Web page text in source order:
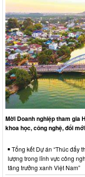
Mời Doanh nghiệp tham gia
khoa học, công nghệ, đổi
Tổng kết Dự án “Thúc đẩy
lượng trong lĩnh vực công
tăng trưởng xanh Việt Nam”